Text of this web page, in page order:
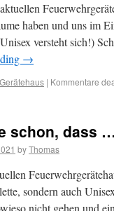
haben und uns im
versteht sich!)
→
| Kommentare
schon, dass
byThomas
sondern auch
nicht gehen und